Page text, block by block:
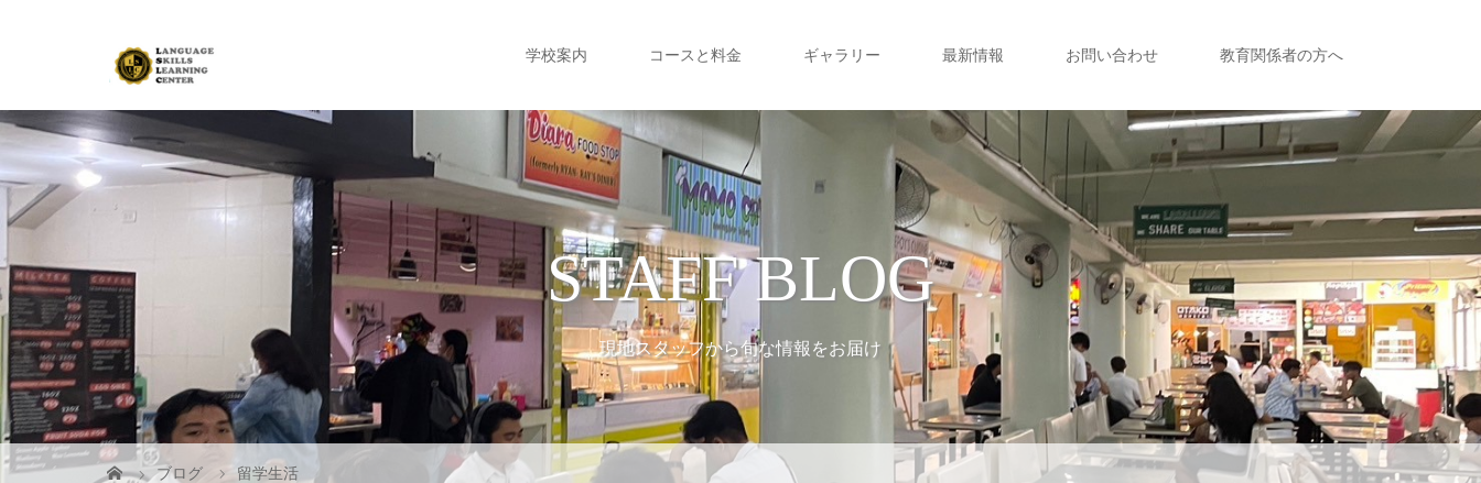
学校案内 コースと料金 ギャラリー 最新情報 お問い合わせ 教育関係者の方へ
STAFF BLOG
現地スタッフから旬な情報をお届け
ブログ 留学生活